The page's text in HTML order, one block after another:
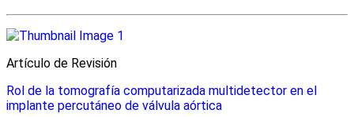
Artículo de Revisión
Rol de la tomografía computarizada multidetector en el
implante percutáneo de válvula aórtica